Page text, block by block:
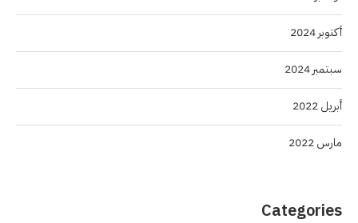
أكتوبر 2024
سبتمبر 2024
أبريل 2022
مارس 2022
Categories